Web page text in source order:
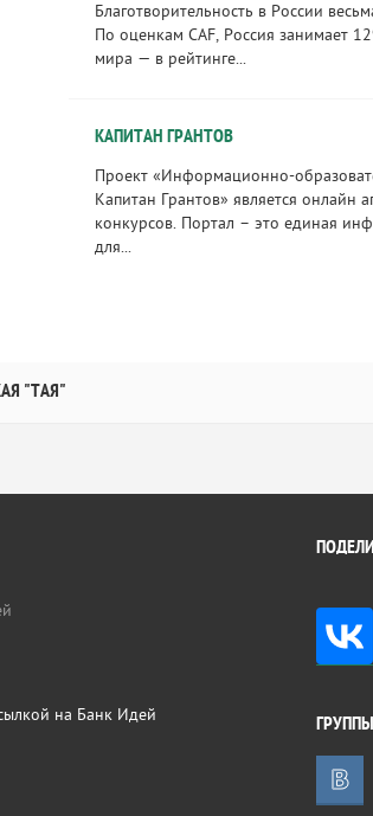
Благотворительность в России
По оценкам CAF, Россия занимает
мира — в рейтинге...
КАПИТАН ГРАНТОВ
Проект «Информационно-
Капитан Грантов» является онлайн
конкурсов. Портал – это единая
для...
"ТАЯ"
на Банк Идей